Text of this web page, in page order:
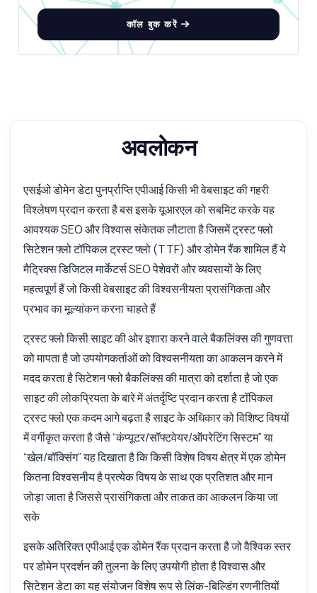
कॉल बुक करें
अवलोकन
एसईओ डोमेन डेटा पुनर्प्राप्ति एपीआई किसी भी वेबसाइट की गहरी
विश्लेषण प्रदान करता है बस इसके यूआरएल को सबमिट करके यह
आवश्यक SEO और विश्वास संकेतक लौटाता है जिसमें ट्रस्ट फ्लो
सिटेशन फ्लो टॉपिकल ट्रस्ट फ्लो (TTF) और डोमेन रैंक शामिल हैं ये
मैट्रिक्स डिजिटल मार्केटर्स SEO पेशेवरों और व्यवसायों के लिए
महत्वपूर्ण हैं जो किसी वेबसाइट की विश्वसनीयता प्रासंगिकता और
प्रभाव का मूल्यांकन करना चाहते हैं
ट्रस्ट फ्लो किसी साइट की ओर इशारा करने वाले बैकलिंक्स की गुणवत्ता
को मापता है जो उपयोगकर्ताओं को विश्वसनीयता का आकलन करने में
मदद करता है सिटेशन फ्लो बैकलिंक्स की मात्रा को दर्शाता है जो एक
साइट की लोकप्रियता के बारे में अंतर्दृष्टि प्रदान करता है टॉपिकल
ट्रस्ट फ्लो एक कदम आगे बढ़ता है साइट के अधिकार को विशिष्ट विषयों
में वर्गीकृत करता है जैसे “कंप्यूटर/सॉफ्टवेयर/ऑपरेटिंग सिस्टम” या
“खेल/बॉक्सिंग” यह दिखाता है कि किसी विशेष विषय क्षेत्र में एक डोमेन
कितना विश्वसनीय है प्रत्येक विषय के साथ एक प्रतिशत और मान
जोड़ा जाता है जिससे प्रासंगिकता और ताकत का आकलन किया जा
सके
इसके अतिरिक्त एपीआई एक डोमेन रैंक प्रदान करता है जो वैश्विक स्तर
पर डोमेन प्रदर्शन की तुलना के लिए उपयोगी होता है विश्वास और
सिटेशन डेटा का यह संयोजन विशेष रूप से लिंक-बिल्डिंग रणनीतियों